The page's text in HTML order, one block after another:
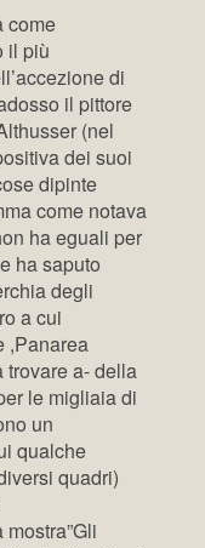
come
il più
di
il pittore
(nel
dei suoi
dipinte
come notava
ha eguali per
ha saputo
degli
a cui
,Panarea
a- della
le migliaia di
un
qualche
quadri)